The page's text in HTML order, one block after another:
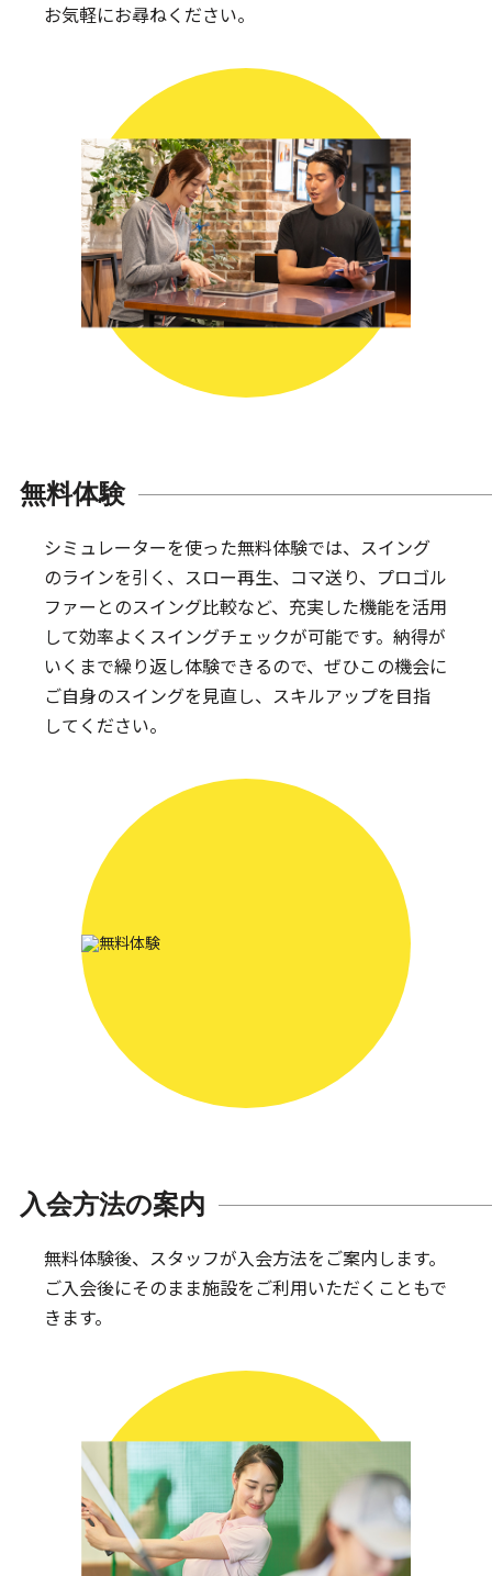
お気軽にお尋ねください。
無料体験
シミュレーターを使った無料体験では、スイング
のラインを引く、スロー再生、コマ送り、プロゴル
ファーとのスイング比較など、充実した機能を活用
して効率よくスイングチェックが可能です。納得が
いくまで繰り返し体験できるので、ぜひこの機会に
ご自身のスイングを見直し、スキルアップを目指
してください。
入会方法の案内
無料体験後、スタッフが入会方法をご案内します。
ご入会後にそのまま施設をご利用いただくこともで
きます。